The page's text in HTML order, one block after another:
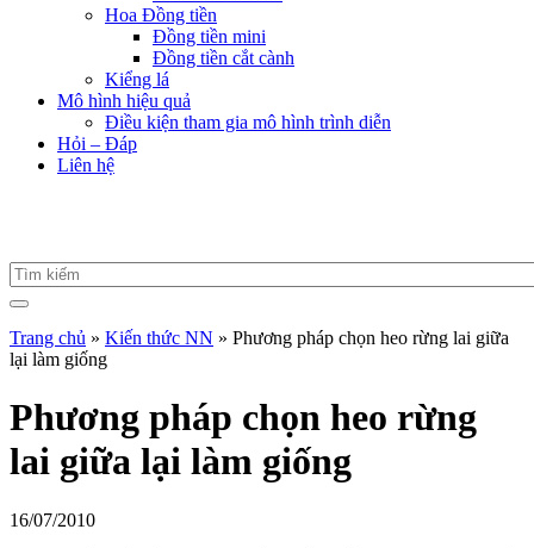
Hoa Đồng tiền
Đồng tiền mini
Đồng tiền cắt cành
Kiểng lá
Mô hình hiệu quả
Điều kiện tham gia mô hình trình diễn
Hỏi – Đáp
Liên hệ
Trang chủ » Kiến thức NN » Phương pháp chọn heo rừng lai giữa
lại làm giống
Phương pháp chọn heo rừng
lai giữa lại làm giống
16/07/2010